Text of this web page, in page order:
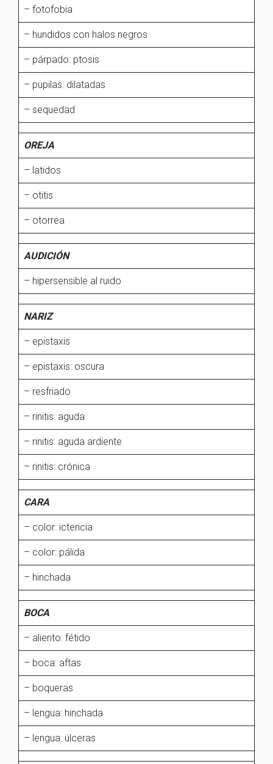
– fotofobia
– hundidos con halos negros
– párpado: ptosis
– pupilas: dilatadas
– sequedad
OREJA
– latidos
– otitis
– otorrea
AUDICIÓN
– hipersensible al ruido
NARIZ
– epistaxis
– epistaxis: oscura
– resfriado
– rinitis: aguda
– rinitis: aguda ardiente
– rinitis: crónica
CARA
– color: ictericia
– color: pálida
– hinchada
BOCA
– aliento: fétido
– boca: aftas
– boqueras
– lengua: hinchada
– lengua: úlceras